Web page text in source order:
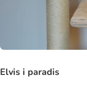
Elvis i paradis